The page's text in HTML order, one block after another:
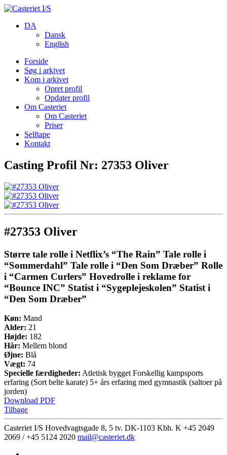
DA
Dansk
English
Forside
Søg i arkivet
Kom i arkivet
Opret profil
Opdater profil
Om Casteriet
Om Casteriet
Priser
Selftape
Kontakt
Casting Profil Nr: 27353 Oliver
#27353 Oliver
Større tale rolle i Netflix’s “The Rain” Tale rolle i
“Sommerdahl” Tale rolle i “Den Som Dræber” Rolle
i “Carmen Curlers” Hovedrolle i reklame for
“Bounce INC” Statist i “Sygeplejeskolen” Statist i
“Den Som Dræber”
Køn: Mand
Alder: 21
Højde: 182
Hår: Mellem blond
Øjne: Blå
Vægt: 74
Specielle færdigheder: Atletisk bygget Forskellig kampsports
erfaring (Sort belte karate) 5+ års erfaring med gymnastik (saltoer på
jorden)
Download PDF
Tilbage
Casteriet I/S Hovedvagtsgade 8, 5 tv. DK-1103 Kbh. K +45 2049
2069 / +45 5124 2020 mail@casteriet.dk